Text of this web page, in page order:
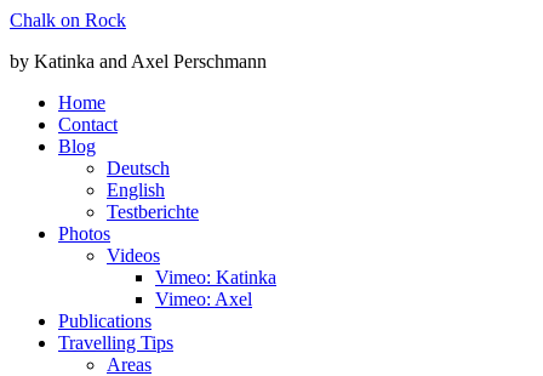
Zum
springen
Chalk on Rock
by Katinka and Axel Perschmann
Home
Contact
Blog
Deutsch
English
Testberichte
Photos
Videos
Vimeo: Katinka
Vimeo: Axel
Publications
Travelling Tips
Areas